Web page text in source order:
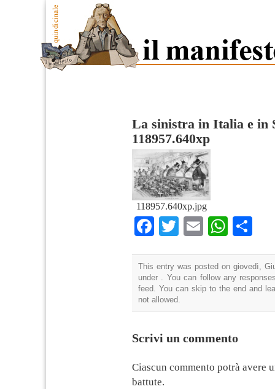
La sinistra in Italia e in
118957.640xp
118957.640xp.jpg
Facebook
TwitterEmail
This entry was posted on giovedì,
under . You can follow any
feed. You can skip to the end and
not allowed.
Scrivi un commento
Ciascun commento potrà avere
battute.